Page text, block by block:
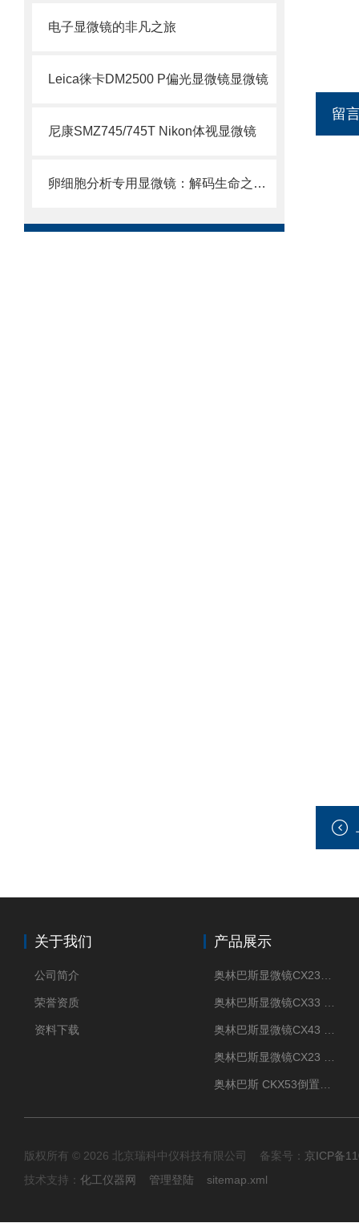
电子显微镜的非凡之旅
Leica徕卡DM2500 P偏光显微镜显微镜
尼康SMZ745/745T Nikon体视显微镜
卵细胞分析专用显微镜：解码生命之源的精密仪器
留
关于我们
公司简介
荣誉资质
资料下载
产品展示
版权所有 © 2026 北京瑞科中仪科技有限公司 备案号： 京ICP备
技术支持： 化工仪器网 管理登陆 sitemap.xml